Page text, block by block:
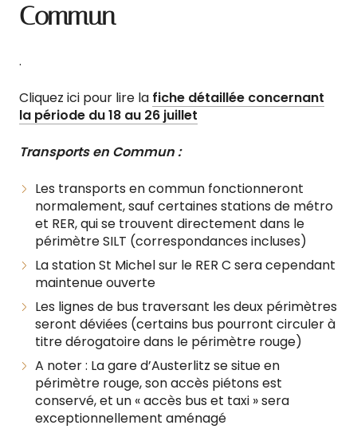
Commun
.
Cliquez ici pour lire la fiche détaillée concernant
la période du 18 au 26 juillet
Transports en Commun :
Les transports en commun fonctionneront
normalement, sauf certaines stations de métro
et RER, qui se trouvent directement dans le
périmètre SILT (correspondances incluses)
La station St Michel sur le RER C sera cependant
maintenue ouverte
Les lignes de bus traversant les deux périmètres
seront déviées (certains bus pourront circuler à
titre dérogatoire dans le périmètre rouge)
A noter : La gare d’Austerlitz se situe en
périmètre rouge, son accès piétons est
conservé, et un « accès bus et taxi » sera
exceptionnellement aménagé